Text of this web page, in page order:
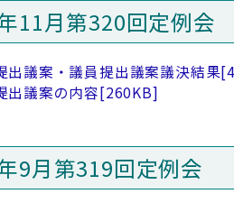
11月第320回定例会
出議案・議員提出議案議決結果
出議案の内容[260KB]
9月第319回定例会